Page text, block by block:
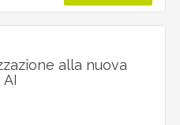
alla nuova